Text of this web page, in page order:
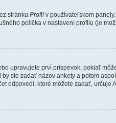
stránku Profil v používateľskom
políčka v nastavení profilu (je
upravujete prví príspevok, pokiaľ
ste zadať názov ankety a potom
odpovedí, ktoré môžete zadať, určuje